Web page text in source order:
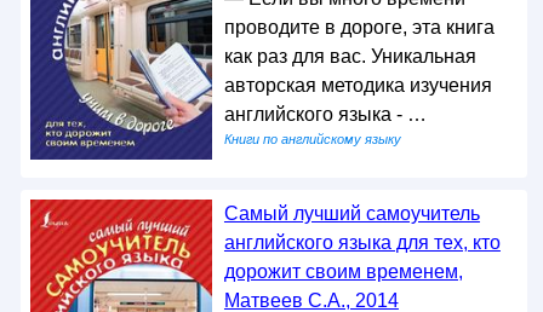
проводите в дороге, эта книга
как раз для вас. Уникальная
авторская методика изучения
английского языка - …
Книги по английскому языку
Самый лучший самоучитель
английского языка для тех, кто
дорожит своим временем,
Матвеев С.А., 2014